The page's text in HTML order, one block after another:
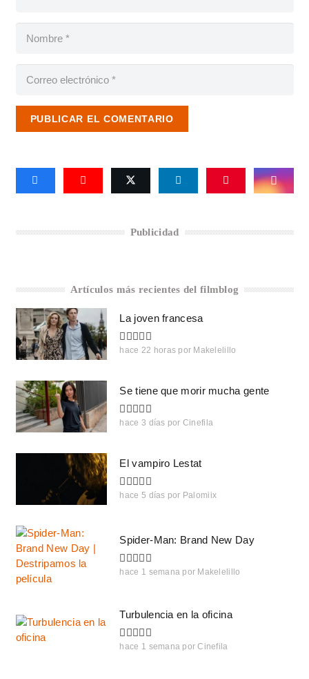
PUBLICAR EL COMENTARIO
Publicidad
Artículos más recientes del filmblog
La joven francesa
hace 22 horas por Makelelillo
Se tiene que morir mucha gente
hace 3 días por Cinefila
El vampiro Lestat
hace 5 días por Palomiix
Spider-Man: Brand New Day
hace 1 semana por Makelelillo
Turbulencia en la oficina
hace 1 semana por Cinefila